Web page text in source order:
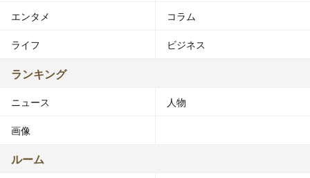
エンタメ コラム
ライフ ビジネス
ランキング
ニュース 人物
画像
ルーム